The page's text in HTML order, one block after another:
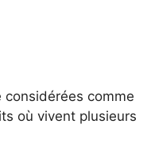
comme
où vivent plusieurs